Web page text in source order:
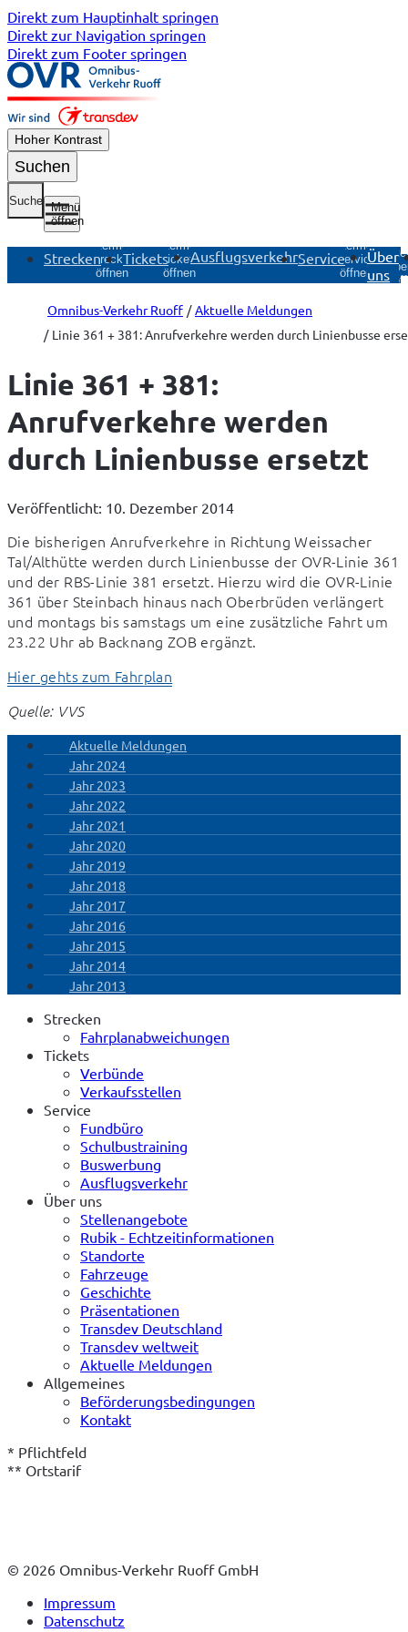
Direkt zum Hauptinhalt springen
Direkt zur Navigation springen
Direkt zum Footer springen
Hoher Kontrast
Suchen
Suche
Menü
öffnen
Strecken
Untermenü
Strecken
öffnen
Tickets
Untermenü
Tickets
öffnen
AusflugsverkehrService
Untermenü
Service
öffnen
Über
uns
Omnibus-Verkehr Ruoff
Aktuelle Meldungen
Linie 361 + 381: Anrufverkehre werden durch Linienbusse
Linie 361 + 381:
Anrufverkehre werden
durch Linienbusse ersetzt
Veröffentlicht: 10. Dezember 2014
Die bisherigen Anrufverkehre in Richtung Weissacher
Tal/Althütte werden durch Linienbusse der OVR-Linie 361
und der RBS-Linie 381 ersetzt. Hierzu wird die OVR-Linie
361 über Steinbach hinaus nach Oberbrüden verlängert
und montags bis samstags um eine zusätzliche Fahrt um
23.22 Uhr ab Backnang ZOB ergänzt.
Hier gehts zum Fahrplan
Quelle: VVS
Aktuelle Meldungen
Jahr 2024
Jahr 2023
Jahr 2022
Jahr 2021
Jahr 2020
Jahr 2019
Jahr 2018
Jahr 2017
Jahr 2016
Jahr 2015
Jahr 2014
Jahr 2013
Strecken
Fahrplanabweichungen
Tickets
Verbünde
Verkaufsstellen
Service
Fundbüro
Schulbustraining
Buswerbung
Ausflugsverkehr
Über uns
Stellenangebote
Rubik - Echtzeitinformationen
Standorte
Fahrzeuge
Geschichte
Präsentationen
Transdev Deutschland
Transdev weltweit
Aktuelle Meldungen
Allgemeines
Beförderungsbedingungen
Kontakt
* Pflichtfeld
** Ortstarif
© 2026 Omnibus-Verkehr Ruoff GmbH
Impressum
Datenschutz